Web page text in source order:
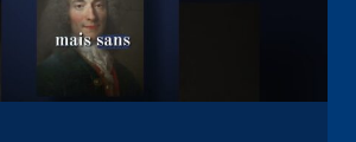
SIÈCLES.